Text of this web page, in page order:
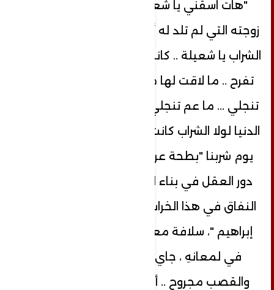
"هات اسقني يا شعيلة "وشعيلة هذه
زوجته التي لم تلد له أطفالاً " .. فالدنيا لولا
الشراب يا شعيلة .. كانت خراب .. اجت الحزينة
تفرح .. ما لاقت لها مطرح ... اشرب عليها
تنجلي ... ما عم تنجلي يا شعيلة "؟! صحيح
الدنيا لولا الشراب كانت خراب ، قالت : تذكرت
يوم شربنا "بطحة عرق "ونحن نتحاور عن
دور العقل في بناء الإنسان ،مقارنة بدور
النفاق في هذا الخراب ؟ هات واسقني يا
إبراهيم "، سلافة معتقة متلألئة كالبرق
في لمعانهِ ، جاي عا بالي شروقي ..
والقصب مجروح .. أغاني فيروز بصوتها